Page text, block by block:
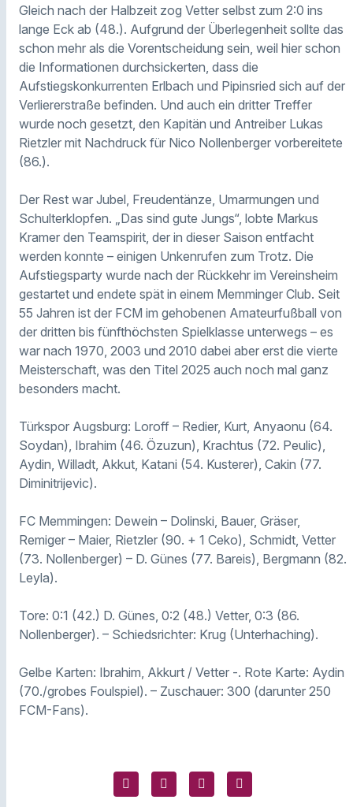
Gleich nach der Halbzeit zog Vetter selbst zum 2:0 ins
lange Eck ab (48.). Aufgrund der Überlegenheit sollte das
schon mehr als die Vorentscheidung sein, weil hier schon
die Informationen durchsickerten, dass die
Aufstiegskonkurrenten Erlbach und Pipinsried sich auf der
Verliererstraße befinden. Und auch ein dritter Treffer
wurde noch gesetzt, den Kapitän und Antreiber Lukas
Rietzler mit Nachdruck für Nico Nollenberger vorbereitete
(86.).
Der Rest war Jubel, Freudentänze, Umarmungen und
Schulterklopfen. „Das sind gute Jungs“, lobte Markus
Kramer den Teamspirit, der in dieser Saison entfacht
werden konnte – einigen Unkenrufen zum Trotz. Die
Aufstiegsparty wurde nach der Rückkehr im Vereinsheim
gestartet und endete spät in einem Memminger Club. Seit
55 Jahren ist der FCM im gehobenen Amateurfußball von
der dritten bis fünfthöchsten Spielklasse unterwegs – es
war nach 1970, 2003 und 2010 dabei aber erst die vierte
Meisterschaft, was den Titel 2025 auch noch mal ganz
besonders macht.
Türkspor Augsburg: Loroff – Redier, Kurt, Anyaonu (64.
Soydan), Ibrahim (46. Özuzun), Krachtus (72. Peulic),
Aydin, Willadt, Akkut, Katani (54. Kusterer), Cakin (77.
Diminitrijevic).
FC Memmingen: Dewein – Dolinski, Bauer, Gräser,
Remiger – Maier, Rietzler (90. + 1 Ceko), Schmidt, Vetter
(73. Nollenberger) – D. Günes (77. Bareis), Bergmann (82.
Leyla).
Tore: 0:1 (42.) D. Günes, 0:2 (48.) Vetter, 0:3 (86.
Nollenberger). – Schiedsrichter: Krug (Unterhaching).
Gelbe Karten: Ibrahim, Akkurt / Vetter -. Rote Karte: Aydin
(70./grobes Foulspiel). – Zuschauer: 300 (darunter 250
FCM-Fans).